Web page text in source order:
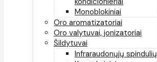
Monoblokiniai
Oro aromatizatoriai
Oro valytuvai, jonizatoriai
Šildytuvai
Infraraudonųjų spindulių